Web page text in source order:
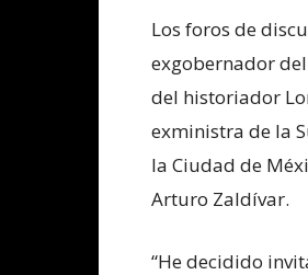
Los foros de
exgobernador
del historiador
exministra de la
la Ciudad de
Arturo Zaldívar.
“He decidido